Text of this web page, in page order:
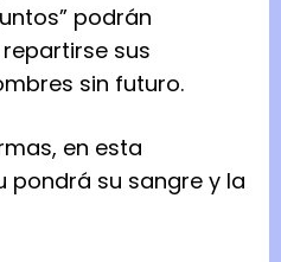
podrán
sus
sin futuro.
en esta
pondrá su sangre y la